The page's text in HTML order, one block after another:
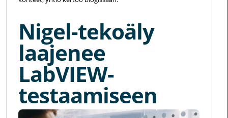
Nigel-tekoäly
laajenee
LabVIEW-
testaamiseen